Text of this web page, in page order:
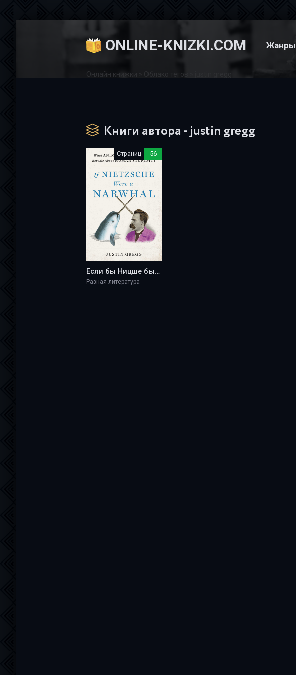
ONLINE-KNIZKI.COM Жанры
Онлайн книжки Облако тегов
Книги автора - justin gregg
Страниц 56
Если бы Ницше был нарвалом. Что интеллект животных говорит о человеческой глупости - Justin Gregg
Разная литература